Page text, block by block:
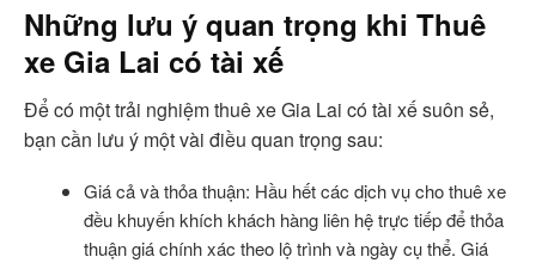
Những lưu ý quan trọng khi Thuê
xe Gia Lai có tài xế
Để có một trải nghiệm thuê xe Gia Lai có tài xế suôn sẻ,
bạn cần lưu ý một vài điều quan trọng sau:
Giá cả và thỏa thuận: Hầu hết các dịch vụ cho thuê xe
đều khuyến khích khách hàng liên hệ trực tiếp để thỏa
thuận giá chính xác theo lộ trình và ngày cụ thể. Giá